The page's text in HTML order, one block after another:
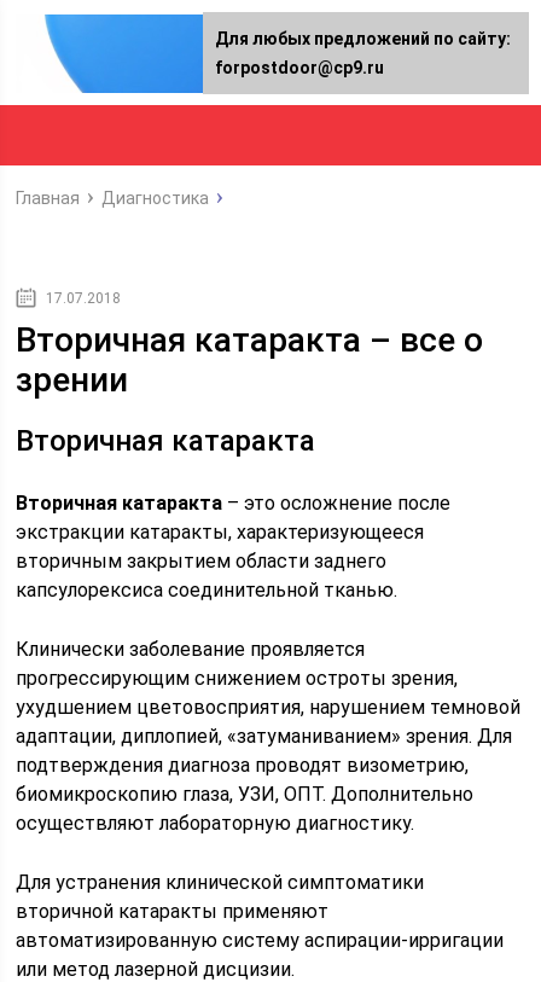
Главная Диагностика
17.07.2018
Вторичная катаракта – все о
зрении
Вторичная катаракта
Вторичная катаракта – это осложнение после
экстракции катаракты, характеризующееся
вторичным закрытием области заднего
капсулорексиса соединительной тканью.
Клинически заболевание проявляется
прогрессирующим снижением остроты зрения,
ухудшением цветовосприятия, нарушением темновой
адаптации, диплопией, «затуманиванием» зрения. Для
подтверждения диагноза проводят визометрию,
биомикроскопию глаза, УЗИ, ОПТ. Дополнительно
осуществляют лабораторную диагностику.
Для устранения клинической симптоматики
вторичной катаракты применяют
автоматизированную систему аспирации-ирригации
или метод лазерной дисцизии.
Для любых предложений по сайту:
forpostdoor@cp9.ru